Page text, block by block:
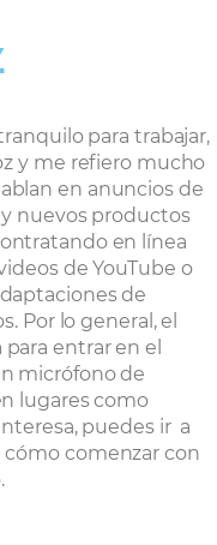
para trabajar,
y me refiero mucho
en anuncios de
nuevos productos
en línea
de YouTube o
de
Por lo general, el
entrar en el
micrófono de
lugares como
puedes ir a
cómo comenzar con